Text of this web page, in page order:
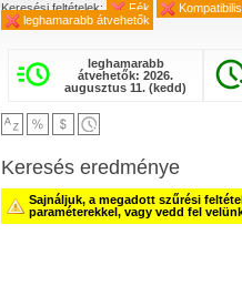
Keresési feltételek: Fék
leghamarabb átvehetők
leghamarabb
átvehetők: 2026.
augusztus 11. (kedd)
Keresés eredménye
Sajnáljuk, a megadott szűrési
paraméterekkel, vagy vedd fel